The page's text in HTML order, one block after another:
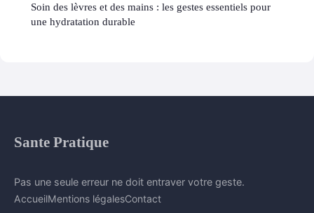
Soin des lèvres et des mains : les gestes essentiels pour
une hydratation durable
Sante Pratique
Pas une seule erreur ne doit entraver votre geste.
AccueilMentions légalesContact